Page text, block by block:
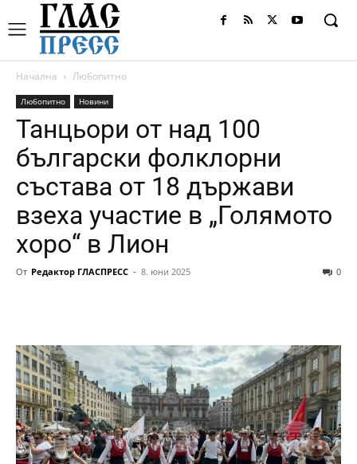
Начална Любопитно
Любопитно Новини
Танцьори от над 100
български фолклорни
състава от 18 държави
взеха участие в „Голямото
хоро“ в Лион
От Редактор ГЛАСПРЕСС - 8. юни 2025 0